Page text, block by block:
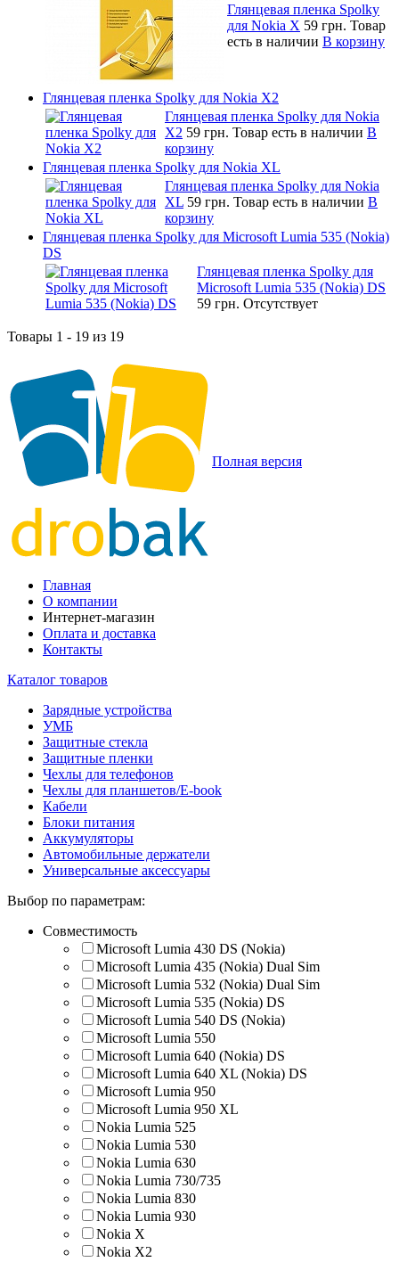
Глянцевая пленка Spolky
для Nokia X 59 грн. Товар
есть в наличии В корзину
Глянцевая пленка Spolky для Nokia X2
Глянцевая пленка Spolky для Nokia
X2 59 грн. Товар есть в наличии В
корзину
Глянцевая пленка Spolky для Nokia XL
Глянцевая пленка Spolky для Nokia
XL 59 грн. Товар есть в наличии В
корзину
Глянцевая пленка Spolky для Microsoft Lumia 535 (Nokia)
DS
Глянцевая пленка Spolky для
Microsoft Lumia 535 (Nokia) DS
59 грн. Отсутствует
Товары 1 - 19 из 19
Полная версия
Главная
О компании
Интернет-магазин
Оплата и доставка
Контакты
Каталог товаров
Зарядные устройства
УМБ
Защитные стекла
Защитные пленки
Чехлы для телефонов
Чехлы для планшетов/E-book
Кабели
Блоки питания
Аккумуляторы
Автомобильные держатели
Универсальные аксессуары
Выбор по параметрам:
Совместимость
Microsoft Lumia 430 DS (Nokia)
Microsoft Lumia 435 (Nokia) Dual Sim
Microsoft Lumia 532 (Nokia) Dual Sim
Microsoft Lumia 535 (Nokia) DS
Microsoft Lumia 540 DS (Nokia)
Microsoft Lumia 550
Microsoft Lumia 640 (Nokia) DS
Microsoft Lumia 640 XL (Nokia) DS
Microsoft Lumia 950
Microsoft Lumia 950 XL
Nokia Lumia 525
Nokia Lumia 530
Nokia Lumia 630
Nokia Lumia 730/735
Nokia Lumia 830
Nokia Lumia 930
Nokia X
Nokia X2